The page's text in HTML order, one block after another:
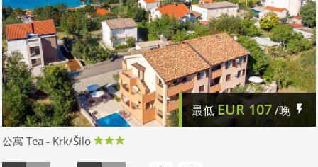
最低EUR107/晚
公寓 Tea - Krk/Šilo